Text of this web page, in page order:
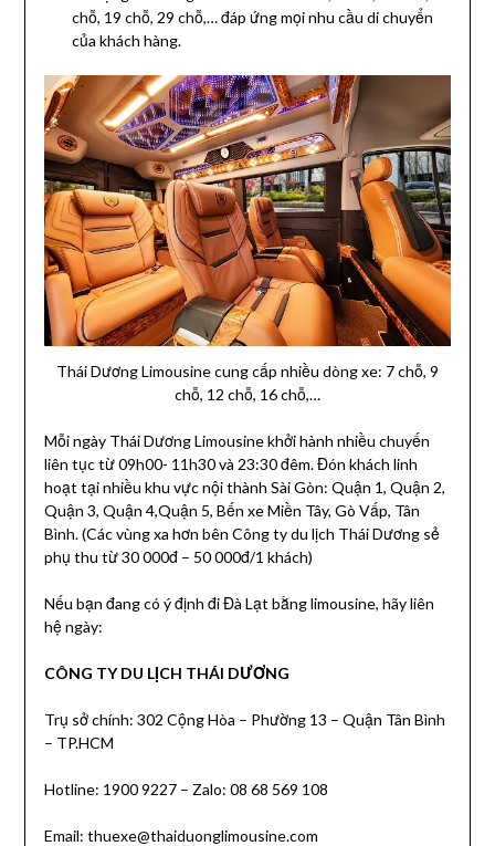
chỗ, 19 chỗ, 29 chỗ,… đáp ứng mọi nhu cầu di chuyển
của khách hàng.
Thái Dương Limousine cung cấp nhiều dòng xe: 7 chỗ, 9
chỗ, 12 chỗ, 16 chỗ,…
Mỗi ngày Thái Dương Limousine khởi hành nhiều chuyến
liên tục từ 09h00- 11h30 và 23:30 đêm. Đón khách linh
hoạt tại nhiều khu vực nội thành Sài Gòn: Quận 1, Quận 2,
Quận 3, Quận 4,Quận 5, Bến xe Miền Tây, Gò Vấp, Tân
Bình. (Các vùng xa hơn bên Công ty du lịch Thái Dương sẻ
phụ thu từ 30 000đ – 50 000đ/1 khách)
Nếu bạn đang có ý định đi Đà Lạt bằng limousine, hãy liên
hệ ngày:
CÔNG TY DU LỊCH THÁI DƯƠNG
Trụ sở chính: 302 Cộng Hòa – Phường 13 – Quận Tân Bình
– TP.HCM
Hotline: 1900 9227 – Zalo: 08 68 569 108
Email: thuexe@thaiduonglimousine.com